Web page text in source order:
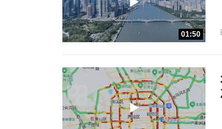
01:50